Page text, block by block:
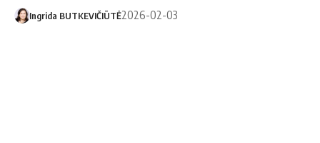
Ingrida BUTKEVIČIŪTĖ2026-02-03